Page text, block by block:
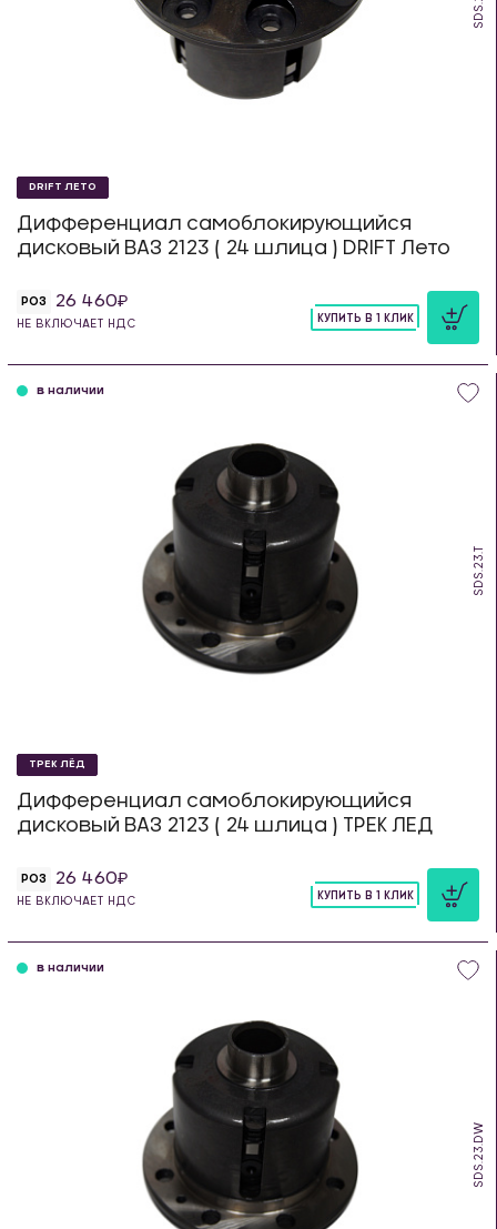
DRIFT ЛЕТО
Дифференциал самоблокирующийся
дисковый ВАЗ 2123 ( 24 шлица ) DRIFT Лето
РОЗ 26 460
НЕ ВКЛЮЧАЕТ НДС
КУПИТЬ В 1 КЛИК
SDS.23.T
в наличии
ТРЕК ЛЁД
Дифференциал самоблокирующийся
дисковый ВАЗ 2123 ( 24 шлица ) ТРЕК ЛЕД
РОЗ 26 460
НЕ ВКЛЮЧАЕТ НДС
КУПИТЬ В 1 КЛИК
SDS.23.DW
в наличии